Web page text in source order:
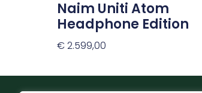
Naim Uniti Atom
Headphone Edition
€2.599,00